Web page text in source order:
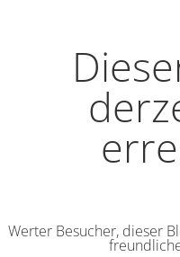
Werter Besucher, dieser